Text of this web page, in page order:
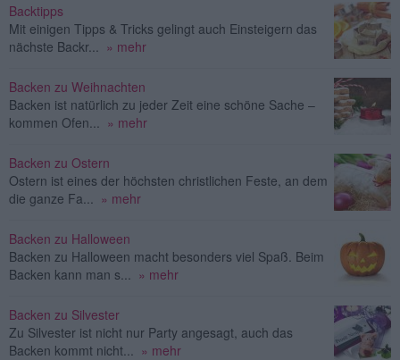
Backtipps
Mit einigen Tipps & Tricks gelingt auch Einsteigern das
nächste Backr...
» mehr
Backen zu Weihnachten
Backen ist natürlich zu jeder Zeit eine schöne Sache –
kommen Ofen...
» mehr
Backen zu Ostern
Ostern ist eines der höchsten christlichen Feste, an dem
die ganze Fa...
» mehr
Backen zu Halloween
Backen zu Halloween macht besonders viel Spaß. Beim
Backen kann man s...
» mehr
Backen zu Silvester
Zu Silvester ist nicht nur Party angesagt, auch das
Backen kommt nicht...
» mehr